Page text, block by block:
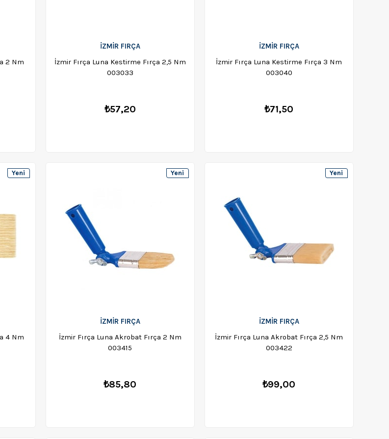
2 Nm
İZMİR FIRÇA
İzmir Fırça Luna Kestirme Fırça 2,5 Nm
003033
₺57,20
İZMİR FIRÇA
İzmir Fırça Luna Kestirme Fırça 3 Nm
003040
₺71,50
4 Nm
Yeni
İZMİR FIRÇA
İzmir Fırça Luna Akrobat Fırça 2 Nm
003415
₺85,80
Yeni
İZMİR FIRÇA
İzmir Fırça Luna Akrobat Fırça 2,5 Nm
003422
₺99,00
Yeni